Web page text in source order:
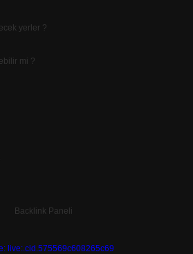
yerler ?
mi ?
live:.cid.575569c608265c69